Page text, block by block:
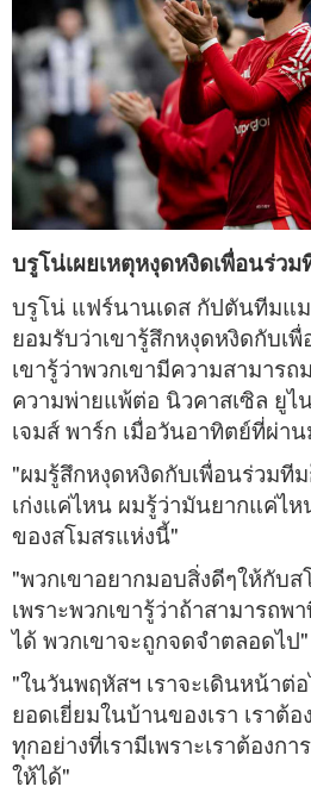
บรูโน่เผยเหตุหงุดหงิดเพื่อนร่วม
บรูโน่ แฟร์นานเดส กัปตันทีมแม
ยอมรับว่าเขารู้สึกหงุดหงิดกับเ
เขารู้ว่าพวกเขามีความสามาร
ความพ่ายแพ้ต่อ นิวคาสเซิล ยูไ
เจมส์ พาร์ก เมื่อวันอาทิตย์ที่ผ่า
"ผมรู้สึกหงุดหงิดกับเพื่อนร่วมทีม
เก่งแค่ไหน ผมรู้ว่ามันยากแค่ไ
ของสโมสรแห่งนี้"
"พวกเขาอยากมอบสิ่งดีๆให้กับ
เพราะพวกเขารู้ว่าถ้าสามารถพ
ได้ พวกเขาจะถูกจดจำตลอดไป"
"ในวันพฤหัสฯ เราจะเดินหน้าต่
ยอดเยี่ยมในบ้านของเรา เราต้อ
ทุกอย่างที่เรามีเพราะเราต้องก
ให้ได้"